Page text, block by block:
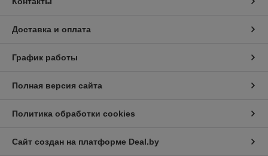
Доставка и оплата
График работы
Полная версия сайта
Политика обработки cookies
Сайт создан на платформе Deal.by